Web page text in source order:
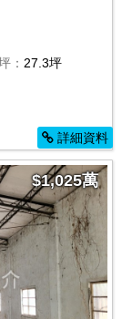
： 27.3坪
詳細資料
$1,025萬